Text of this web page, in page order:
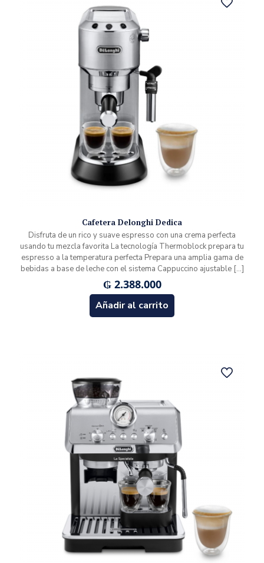
Cafetera Delonghi Dedica
Disfruta de un rico y suave espresso con una crema perfecta
usando tu mezcla favorita La tecnología Thermoblock prepara tu
espresso a la temperatura perfecta Prepara una amplia gama de
bebidas a base de leche con el sistema Cappuccino ajustable[…]
₲2.388.000
Añadir al carrito